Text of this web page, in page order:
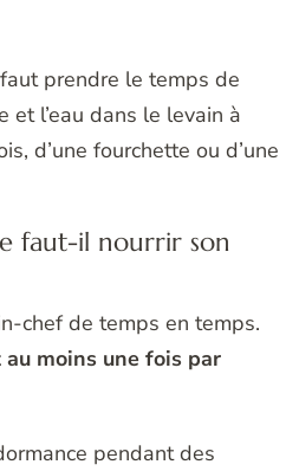
prendre le temps de
et l’eau dans le levain à
d’une fourchette ou d’une
faut-il nourrir son
chef de temps en temps.
moins une fois par
pendant des